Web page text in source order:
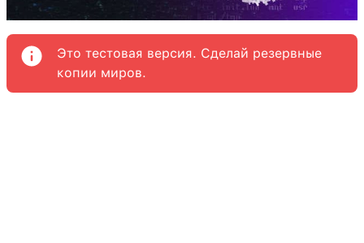
Это тестовая версия. Сделай резервные
копии миров.